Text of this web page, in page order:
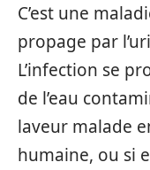
C’est une
propage par
L’infection se
de l’eau
laveur malade
humaine, ou si